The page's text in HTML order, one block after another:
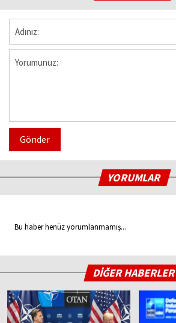
Gönder
YORUMLAR
Bu haber henüz yorumlanmamış...
DİĞER HABERLER